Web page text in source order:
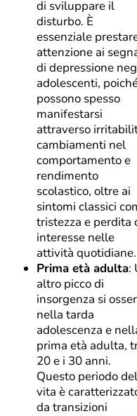
di sviluppare il
disturbo. È
essenziale
attenzione ai
di depressione
adolescenti,
possono spesso
manifestarsi
attraverso
cambiamenti nel
comportamento e
rendimento
scolastico, oltre ai
sintomi classici
tristezza e perdita
interesse nelle
attività quotidiane.
Prima età adulta:
altro picco di
insorgenza si
nella tarda
adolescenza e
prima età adulta,
20 e i 30 anni.
Questo periodo
vita è
da transizioni